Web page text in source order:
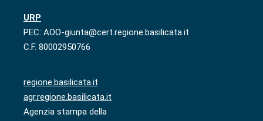
URP
PEC: AOO-giunta@cert.regione.basilicata.it
C.F. 80002950766
regione.basilicata.it
agr.regione.basilicata.it
Agenzia stampa della